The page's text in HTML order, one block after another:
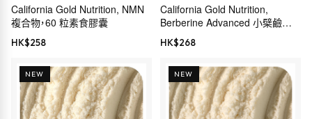
California Gold Nutrition, NMN
複合物，60 粒素食膠囊
HK$258
California Gold Nutrition,
Berberine Advanced 小檗鹼素
食膠囊，Berbevis Phytosome，含
小檗鹼磷脂複合物和葵花卵磷
HK$268
NEW NEW